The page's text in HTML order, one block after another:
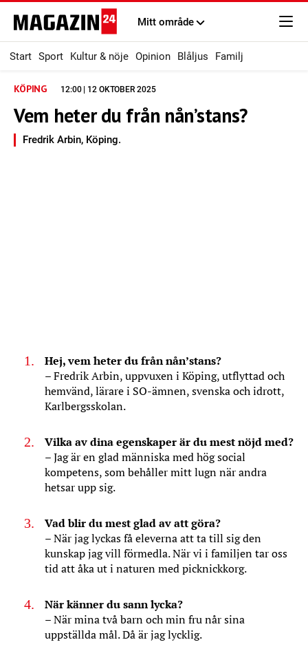
Mitt område
Start Sport Kultur & nöje Opinion Blåljus Familj
KÖPING 12:00 | 12 OKTOBER 2025
Vem heter du från nån’stans?
Fredrik Arbin, Köping.
Hej, vem heter du från nån’stans?
– Fredrik Arbin, uppvuxen i Köping, utflyttad och
hemvänd, lärare i SO-ämnen, svenska och idrott,
Karlbergsskolan.
Vilka av dina egenskaper är du mest nöjd med?
– Jag är en glad människa med hög social
kompetens, som behåller mitt lugn när andra
hetsar upp sig.
Vad blir du mest glad av att göra?
– När jag lyckas få eleverna att ta till sig den
kunskap jag vill förmedla. När vi i familjen tar oss
tid att åka ut i naturen med picknickkorg.
När känner du sann lycka?
– När mina två barn och min fru når sina
uppställda mål. Då är jag lycklig.